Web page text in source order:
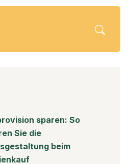
sparen: So
Sie die
beim